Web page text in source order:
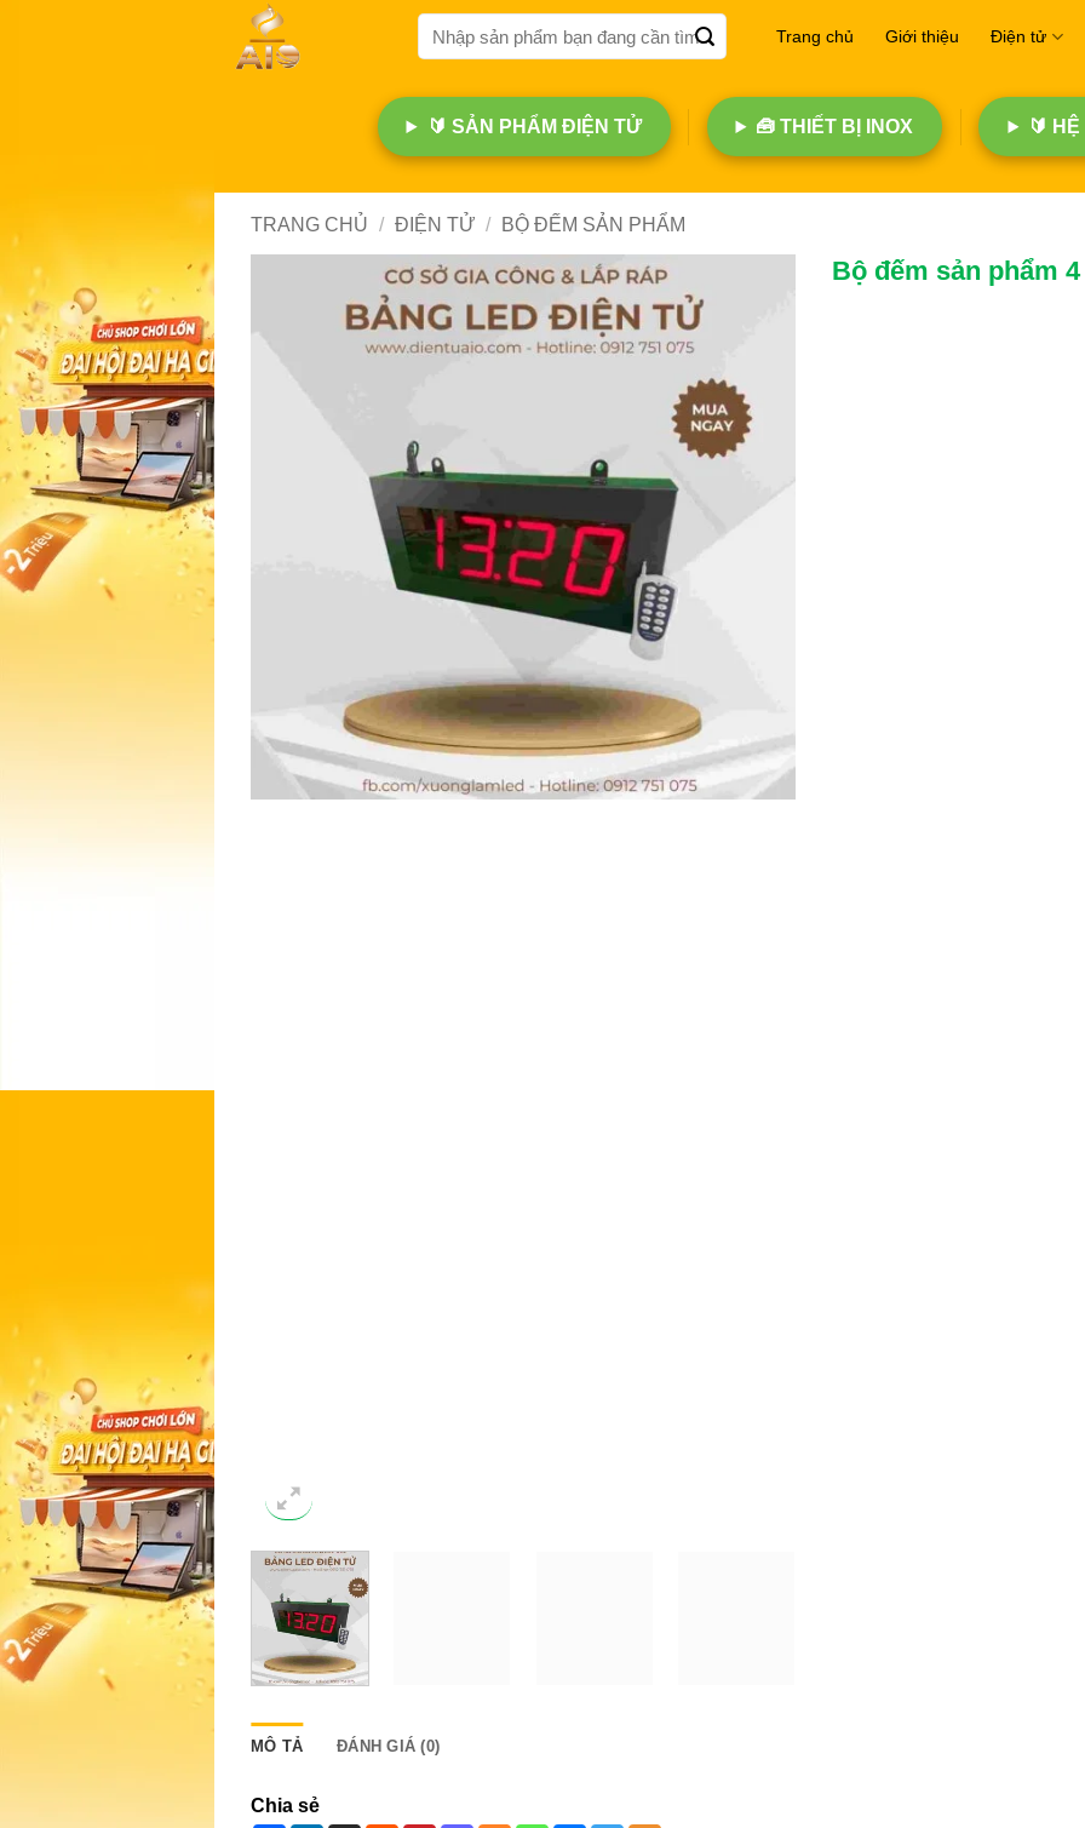
qua
nội
Tìm
kiếm:
Trang chủ Giới thiệu Điện tử
🔰 SẢN PHẨM ĐIỆN TỬ 🧰 THIẾT BỊ INOX 🔰
TRANG CHỦ / ĐIỆN TỬ / BỘ ĐẾM SẢN PHẨM
Bộ đếm sản phẩm
MÔ TẢ ĐÁNH GIÁ (0)
Chia sẻ